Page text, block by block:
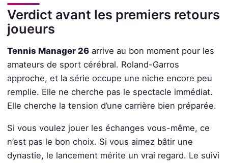
Verdict avant les premiers retours
joueurs
Tennis Manager 26arrive au bon moment pour les
amateurs de sport cérébral. Roland-Garros
approche, et la série occupe une niche encore peu
remplie. Elle ne cherche pas le spectacle immédiat.
Elle cherche la tension d’une carrière bien préparée.
Si vous voulez jouer les échanges vous-même, ce
n’est pas le bon choix. Si vous aimez bâtir une
dynastie, le lancement mérite un vrai regard. Le suivi